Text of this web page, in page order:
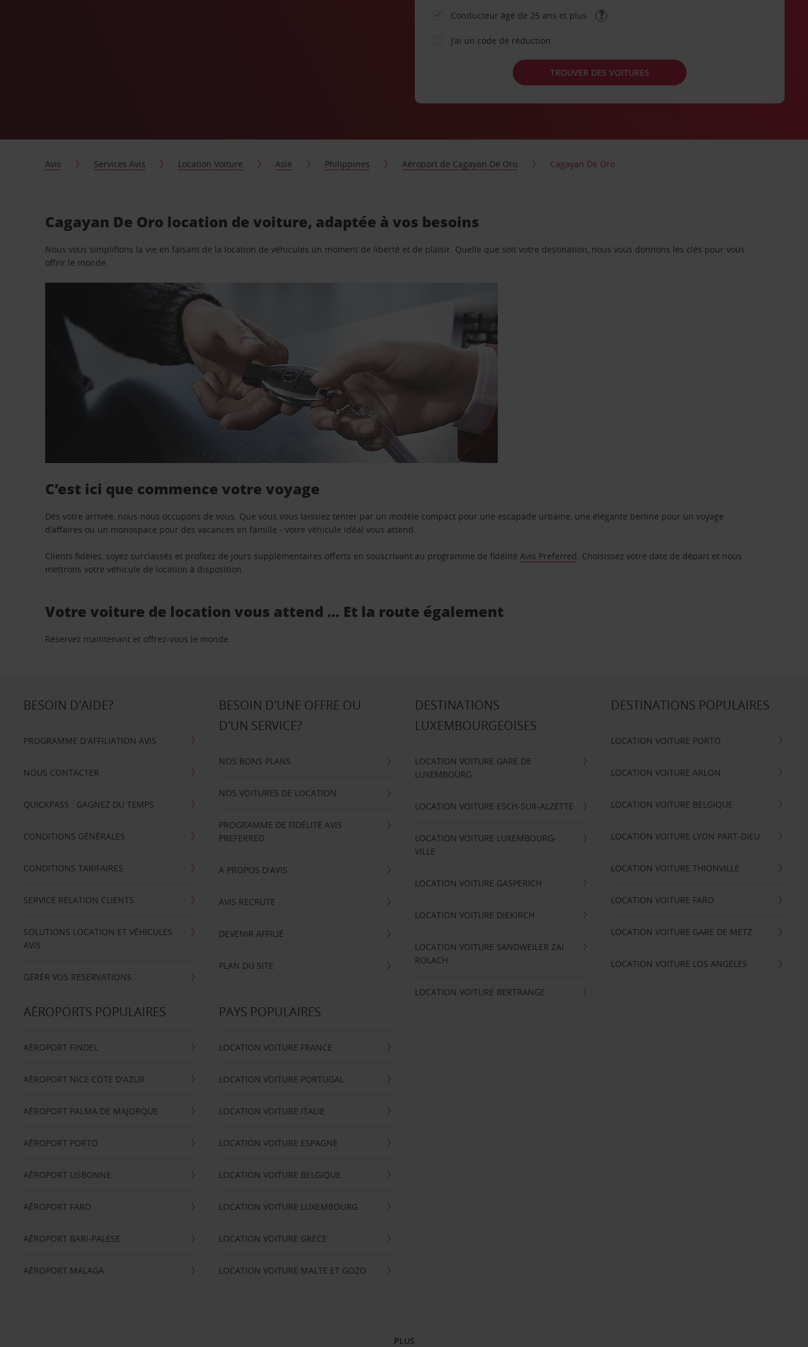
Conducteur âgé de 25 ans et plus
J’ai un code de réduction
TROUVER DES VOITURES
Avis Services Avis Location Voiture Asie Philippines Aéroport de Cagayan De Oro Cagayan De Oro
Cagayan De Oro location de voiture, adaptée à vos besoins
Nous vous simplifions la vie en faisant de la location de véhicules un moment de liberté et de plaisir. Quelle que soit votre destination, nous vous donnons les clés pour vous
offrir le monde.
C’est ici que commence votre voyage
Dès votre arrivée, nous nous occupons de vous. Que vous vous laissiez tenter par un modèle compact pour une escapade urbaine, une élégante berline pour un voyage
d’affaires ou un monospace pour des vacances en famille - votre véhicule idéal vous attend.
Clients fidèles, soyez surclassés et profitez de jours supplémentaires offerts en souscrivant au programme de fidélitéAvis Preferred. Choisissez votre date de départ et nous
mettrons votre véhicule de location à disposition.
Votre voiture de location vous attend … Et la route également
Réservez maintenant et offrez-vous le monde.
BESOIN D'AIDE?
PROGRAMME D'AFFILIATION AVIS
NOUS CONTACTER
QUICKPASS : GAGNEZ DU TEMPS
CONDITIONS GÉNÉRALES
CONDITIONS TARIFAIRES
SERVICE RELATION CLIENTS
SOLUTIONS LOCATION ET VÉHICULES
AVIS
GÉRÉR VOS RESERVATIONS
BESOIN D'UNE OFFRE OU
D'UN SERVICE?
NOS BONS PLANS
NOS VOITURES DE LOCATION
PROGRAMME DE FIDÉLITÉ AVIS
PREFERRED
A PROPOS D'AVIS
AVIS RECRUTE
DEVENIR AFFILIÉ
PLAN DU SITE
DESTINATIONS
LUXEMBOURGEOISES
LOCATION VOITURE GARE DE
LUXEMBOURG
LOCATION VOITURE ESCH-SUR-ALZETTE
LOCATION VOITURE LUXEMBOURG-
VILLE
LOCATION VOITURE GASPERICH
LOCATION VOITURE DIEKIRCH
LOCATION VOITURE SANDWEILER ZAI
ROLACH
LOCATION VOITURE BERTRANGE
DESTINATIONS POPULAIRES
LOCATION VOITURE PORTO
LOCATION VOITURE ARLON
LOCATION VOITURE BELGIQUE
LOCATION VOITURE LYON PART-DIEU
LOCATION VOITURE THIONVILLE
LOCATION VOITURE FARO
LOCATION VOITURE GARE DE METZ
LOCATION VOITURE LOS ANGELES
AÉROPORTS POPULAIRES
AÉROPORT FINDEL
AÉROPORT NICE CÖTE D'AZUR
AÉROPORT PALMA DE MAJORQUE
AÉROPORT PORTO
AÉROPORT LISBONNE
AÉROPORT FARO
AÉROPORT BARI-PALESE
AÉROPORT MALAGA
PAYS POPULAIRES
LOCATION VOITURE FRANCE
LOCATION VOITURE PORTUGAL
LOCATION VOITURE ITALIE
LOCATION VOITURE ESPAGNE
LOCATION VOITURE BELGIQUE
LOCATION VOITURE LUXEMBOURG
LOCATION VOITURE GRÈCE
LOCATION VOITURE MALTE ET GOZO
PLUS